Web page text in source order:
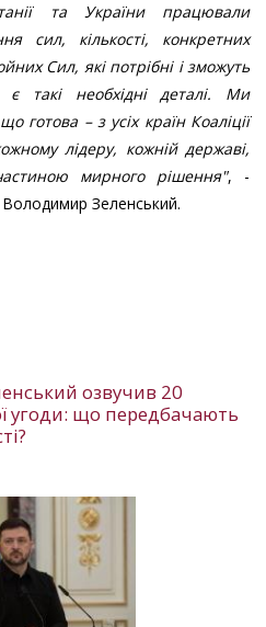
та України працювали
сил, кількості, конкретних
Сил, які потрібні і зможуть
такі необхідні деталі. Ми
готова – з усіх країн Коаліції
лідеру, кожній державі,
мирного рішення", -
Зеленський.
озвучив 20
угоди: що передбачають